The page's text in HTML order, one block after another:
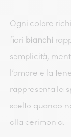
Ogni colore
fiori bianchi
semplicità,
l’amore e la
rappresenta la
scelto quando
alla cerimonia.